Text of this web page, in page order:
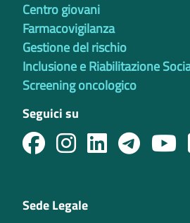
Centro giovani
Farmacovigilanza
Gestione del rischio
Inclusione e Riabilitazione
Screening oncologico
Seguici su
Sede Legale